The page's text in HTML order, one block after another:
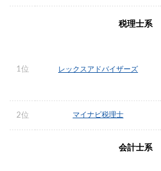
税理士系
1位 レックスアドバイザーズ
2位 マイナビ税理士
会計士系